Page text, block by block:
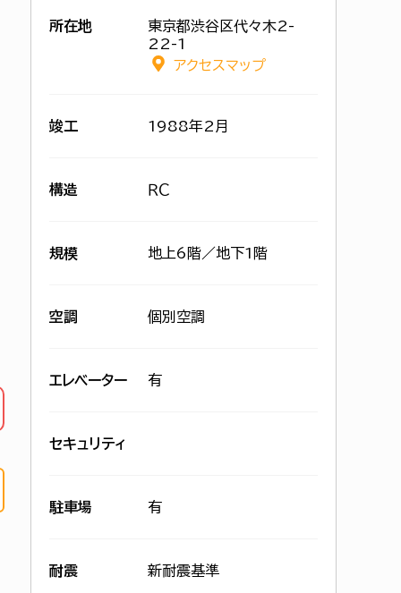
所在地
東京都渋谷区代々木2-
22-1
アクセスマップ
竣工 1988年2月
構造 ＲＣ
規模 地上6階／地下1階
空調 個別空調
エレベーター 有
セキュリティ
駐車場 有
耐震 新耐震基準